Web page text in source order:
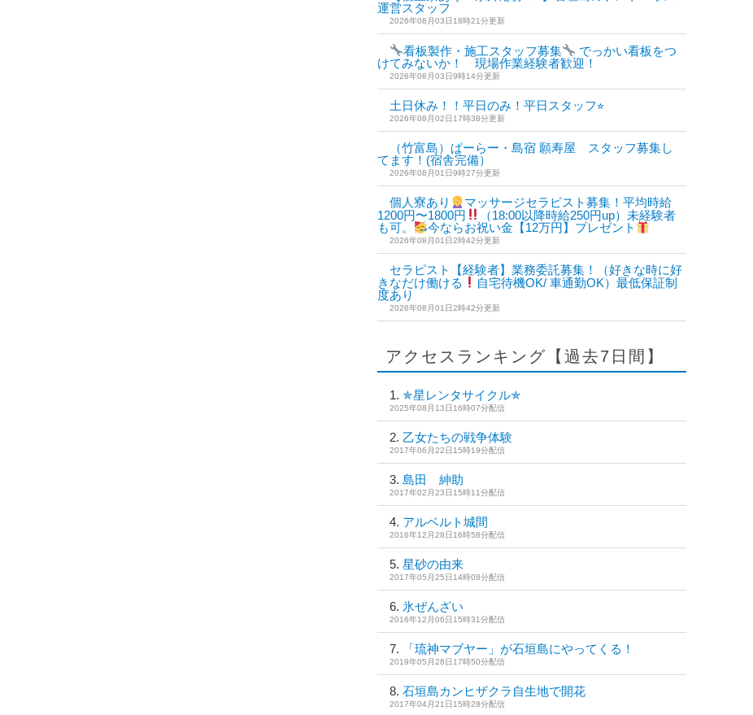
運営スタッフ
2026年08月03日18時21分更新
看板製作・施工スタッフ募集
でっかい看板をつ
けてみないか！ 現場作業経験者歓迎！
2026年08月03日9時14分更新
土日休み！！平日のみ！平日スタッフ⭐︎
2026年08月02日17時38分更新
（竹富島）ぱーらー・島宿 願寿屋 スタッフ募集し
てます！(宿舎完備）
2026年08月01日9時27分更新
個人寮あり
マッサージセラピスト募集！平均時給
1200円〜1800円
（18:00以降時給250円up）未経験者
も可。
今ならお祝い金【12万円】プレゼント
2026年08月01日2時42分更新
セラピスト【経験者】業務委託募集！（好きな時に好
きなだけ働ける
自宅待機OK/ 車通勤OK）最低保証制
度あり
2026年08月01日2時42分更新
アクセスランキング【過去7日間】
✯星レンタサイクル✯
2025年08月13日16時07分配信
乙女たちの戦争体験
2017年06月22日15時19分配信
島田 紳助
2017年02月23日15時11分配信
アルベルト城間
2016年12月28日16時58分配信
星砂の由来
2017年05月25日14時08分配信
氷ぜんざい
2016年12月06日15時31分配信
「琉神マブヤー」が石垣島にやってくる！
2019年05月28日17時50分配信
石垣島カンヒザクラ自生地で開花
2017年04月21日15時28分配信